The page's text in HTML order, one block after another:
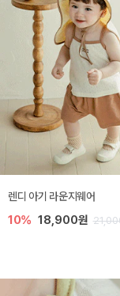
렌디 아기 라운지웨어
10% 18,900원